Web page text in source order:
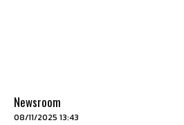
Newsroom
08/11/2025 13:43